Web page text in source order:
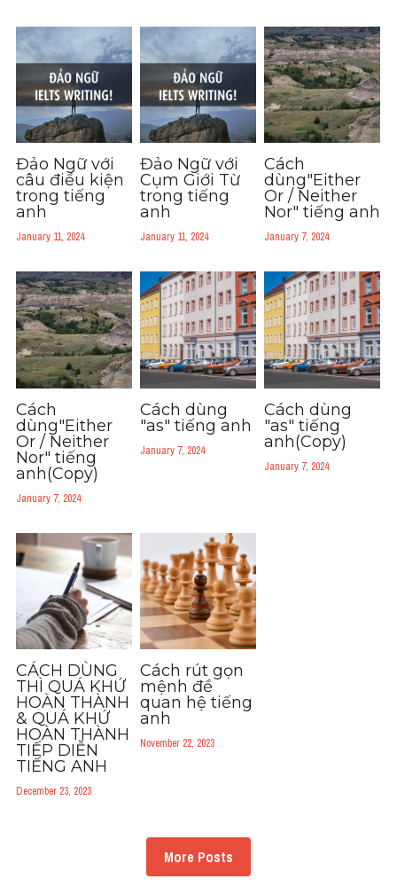
Đảo Ngữ với
câu điều kiện
trong tiếng
anh
January 11, 2024
Đảo Ngữ với
Cụm Giới Từ
trong tiếng
anh
January 11, 2024
Cách
dùng"Either
Or / Neither
Nor" tiếng anh
January 7, 2024
Cách
dùng"Either
Or / Neither
Nor" tiếng
anh(Copy)
January 7, 2024
Cách dùng
"as" tiếng anh
January 7, 2024
Cách dùng
"as" tiếng
anh(Copy)
January 7, 2024
CÁCH DÙNG
THÌ QUÁ KHỨ
HOÀN THÀNH
& QUÁ KHỨ
HOÀN THÀNH
TIẾP DIỄN
TIẾNG ANH
December 23, 2023
Cách rút gọn
mệnh đề
quan hệ tiếng
anh
November 22, 2023
More Posts